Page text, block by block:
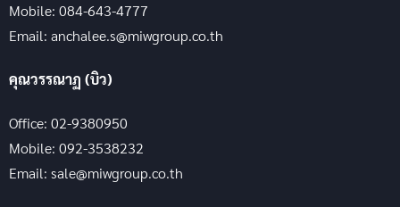
Mobile: 084-643-4777
Email: anchalee.s@miwgroup.co.th
คุณวรรณาฏ (บิว)
Office: 02-9380950
Mobile: 092-3538232
Email: sale@miwgroup.co.th